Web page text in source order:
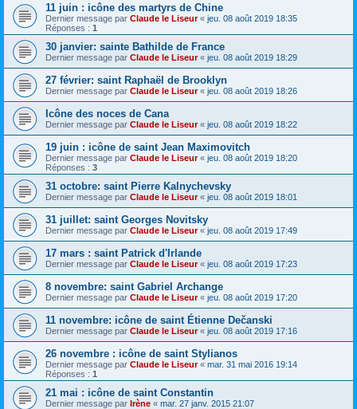
11 juin : icône des martyrs de Chine
Dernier message par Claude le Liseur« jeu. 08 août 2019 18:35
Réponses : 1
30 janvier: sainte Bathilde de France
Dernier message par Claude le Liseur« jeu. 08 août 2019 18:29
27 février: saint Raphaël de Brooklyn
Dernier message par Claude le Liseur« jeu. 08 août 2019 18:26
Icône des noces de Cana
Dernier message par Claude le Liseur« jeu. 08 août 2019 18:22
19 juin : icône de saint Jean Maximovitch
Dernier message par Claude le Liseur« jeu. 08 août 2019 18:20
Réponses : 3
31 octobre: saint Pierre Kalnychevsky
Dernier message par Claude le Liseur« jeu. 08 août 2019 18:01
31 juillet: saint Georges Novitsky
Dernier message par Claude le Liseur« jeu. 08 août 2019 17:49
17 mars : saint Patrick d'Irlande
Dernier message par Claude le Liseur« jeu. 08 août 2019 17:23
8 novembre: saint Gabriel Archange
Dernier message par Claude le Liseur« jeu. 08 août 2019 17:20
11 novembre: icône de saint Étienne Dečanski
Dernier message par Claude le Liseur« jeu. 08 août 2019 17:16
26 novembre : icône de saint Stylianos
Dernier message par Claude le Liseur« mar. 31 mai 2016 19:14
Réponses : 1
21 mai : icône de saint Constantin
Dernier message par Irène « mar. 27 janv. 2015 21:07